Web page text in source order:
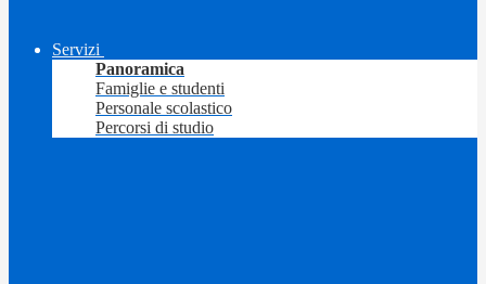
Servizi
Panoramica
Famiglie e studenti
Personale scolastico
Percorsi di studio